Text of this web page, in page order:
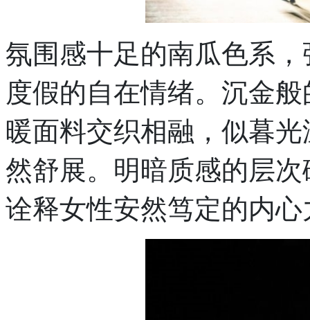
氛围感十足的南瓜色系
度假的自在情绪。沉金
暖面料交织相融，似暮
然舒展。明暗质感的层
诠释女性安然笃定的内